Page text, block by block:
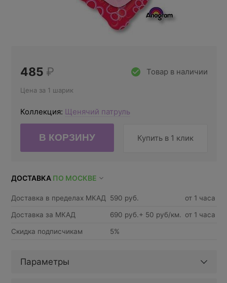
Товар в наличии
485 ₽
Цена за 1 шарик
Коллекция: Щенячий патруль
Купить в 1 клик
ДОСТАВКА ПО МОСКВЕ
Доставка в пределах МКАД 590 руб. от 1 часа
Доставка за МКАД 690 руб.+ 50 руб/км. от 1 часа
Скидка подписчикам 5%
Параметры